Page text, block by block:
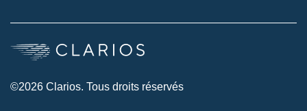
©2026 Clarios. Tous droits réservés